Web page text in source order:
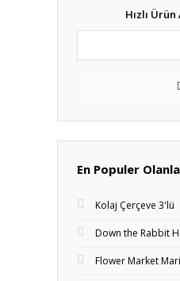
Hızlı
En Populer
Kolaj Çerçeve 3'lü
Down the Rabbit
Flower Market